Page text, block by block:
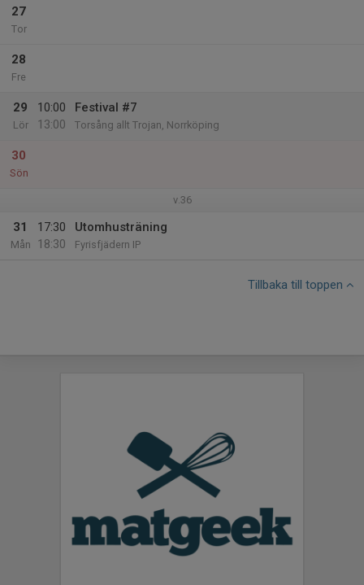
27
Tor
28
Fre
29
Lör
10:00
13:00
Festival #7
Torsång allt Trojan, Norrköping
30
Sön
v.36
31
Mån
17:30
18:30
Utomhusträning
Fyrisfjädern IP
Tillbaka till toppen